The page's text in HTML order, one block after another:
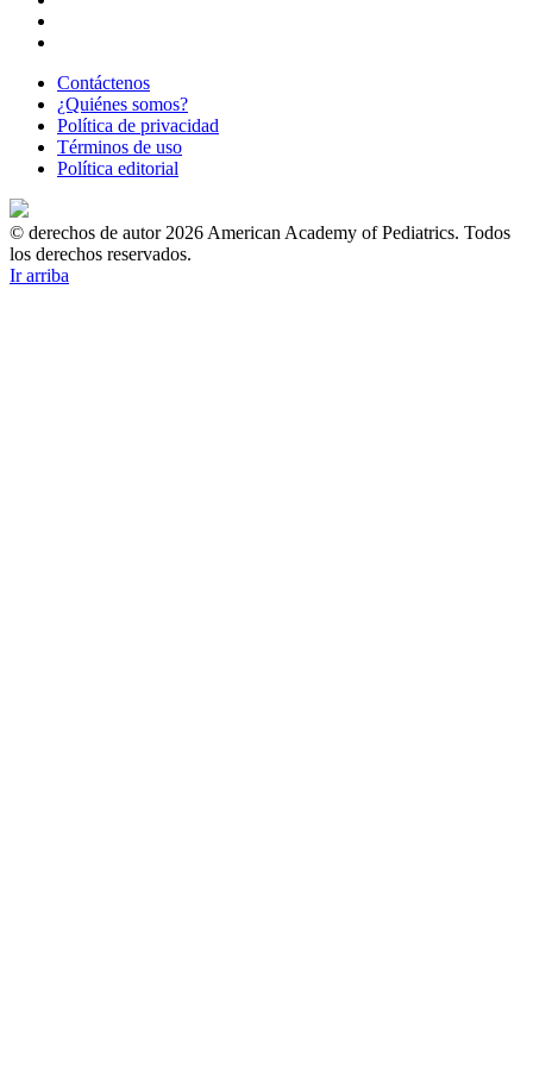
Contáctenos
¿Quiénes somos?
Política de privacidad
Términos de uso
Política editorial
© derechos de autor 2026 American Academy of Pediatrics. Todos
los derechos reservados.
Ir arriba